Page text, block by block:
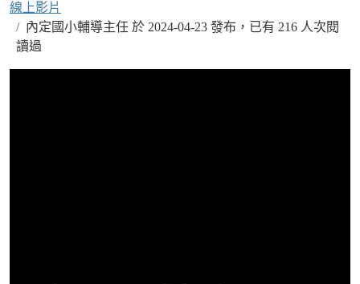
線上影片
內定國小輔導主任 於 2024-04-23 發布，已有 216 人次閱
讀過